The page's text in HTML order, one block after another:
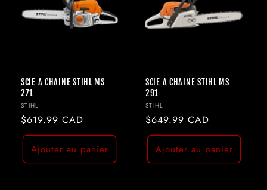
SCIE A CHAINE STIHL MS
271
Fournisseur :
STIHL
Prix
habituel
$619.99 CAD
Ajouter au panier
SCIE A CHAINE STIHL MS
291
Fournisseur :
STIHL
Prix
habituel
$649.99 CAD
Ajouter au panier